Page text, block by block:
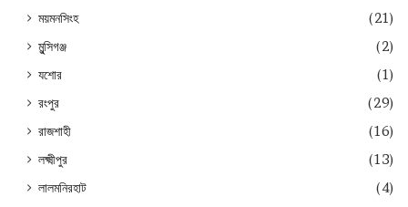
ময়মনসিংহ
(21)
মুন্সিগঞ্জ
(2)
যশোর
(1)
রংপুর
(29)
রাজশাহী
(16)
লক্ষ্মীপুর
(13)
লালমনিরহাট
(4)